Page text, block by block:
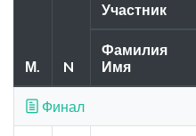
М. N
Участник
Фамилия
Имя
Финал